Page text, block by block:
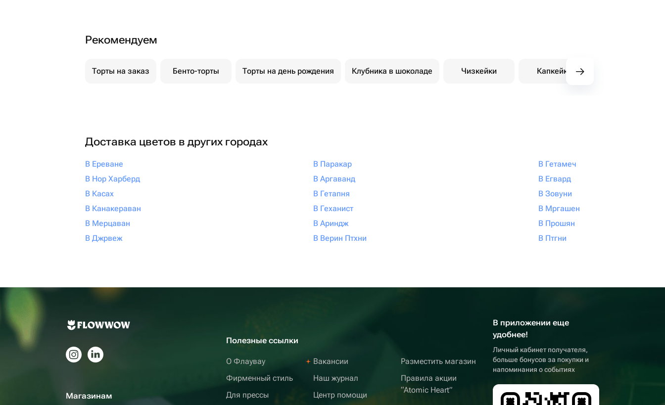
Рекомендуем
Торты на заказ Бенто-торты Торты на день рождения Клубника в шоколаде Чизкейки Капкейки
Доставка цветов в других городах
В Ереване
В Нор Харберд
В Касах
В Канакераван
В Мерцаван
В Джрвеж
В Паракар
В Аргаванд
В Гетапня
В Геханист
В Ариндж
В Верин Птхни
В Гетамеч
В Егвард
В Зовуни
В Мргашен
В Прошян
В Птгни
Магазинам
Полезные ссылки
О Флаувау
Фирменный стиль
Для прессы
Вакансии
Наш журнал
Центр помощи
Разместить магазин
Правила акции
“Atomic Heart”
В приложении еще
удобнее!
Личный кабинет получателя,
больше бонусов за покупки и
напоминания о событиях